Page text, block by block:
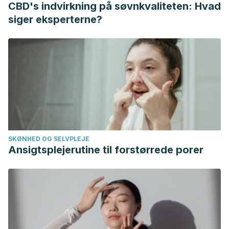
CBD's indvirkning på søvnkvaliteten: Hvad
siger eksperterne?
SKØNHED OG SELVPLEJE
Ansigtsplejerutine til forstørrede porer